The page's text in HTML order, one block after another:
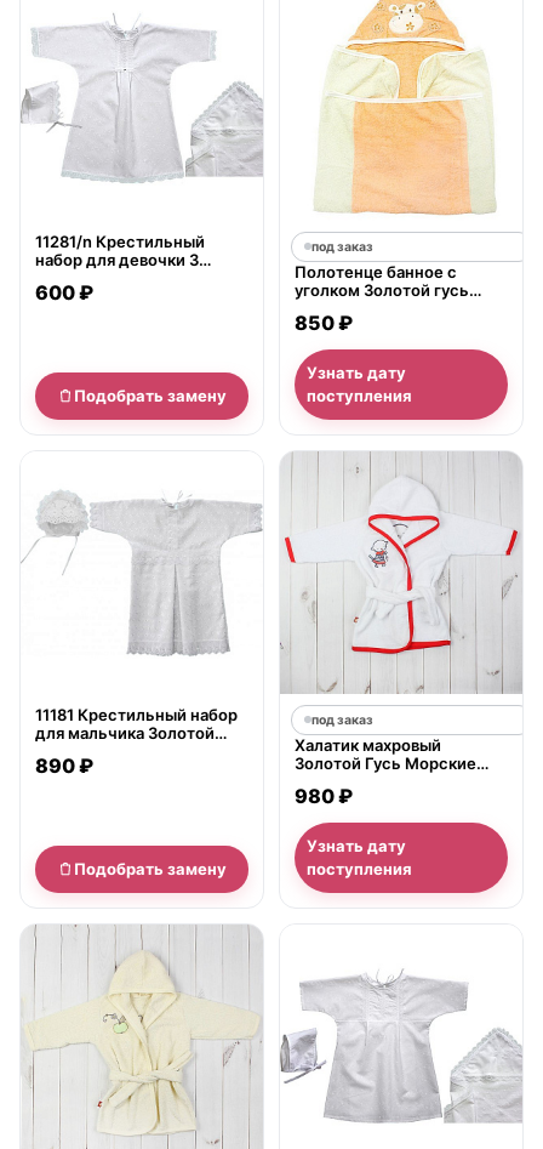
11281/n Крестильный
набор для девочки 3
600 ₽
Подобрать замену
под заказ
Полотенце банное с
уголком Золотой гусь
850 ₽
Узнать дату
поступления
11181 Крестильный набор
для мальчика Золотой
890 ₽
Подобрать замену
под заказ
Халатик махровый
Золотой Гусь Морские
980 ₽
Узнать дату
поступления